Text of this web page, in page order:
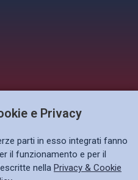
e Privacy
parti in esso integrati fanno
il funzionamento e per il
nella Privacy & Cookie